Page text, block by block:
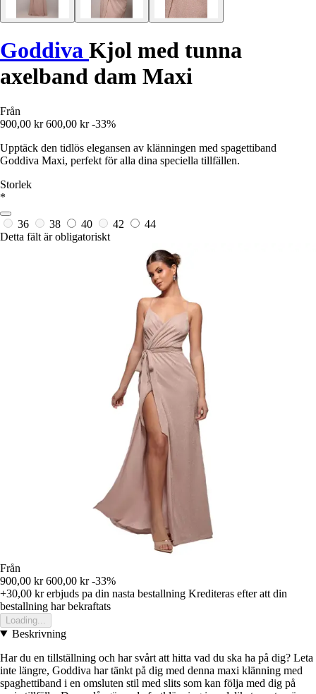
Goddiva Kjol med tunna
axelband dam Maxi
Från
900,00 kr 600,00 kr -33%
Upptäck den tidlös elegansen av klänningen med spagettiband
Goddiva Maxi, perfekt för alla dina speciella tillfällen.
Storlek
*
36 38 40 42
44
Detta fält är obligatoriskt
Från
900,00 kr 600,00 kr -33%
+30,00 krerbjuds pa din nasta bestallning Krediteras efter att din
bestallning har bekraftats
Loading...
Beskrivning
Har du en tillställning och har svårt att hitta vad du ska ha på dig? Leta
inte längre, Goddiva har tänkt på dig med denna maxi klänning med
spaghettiband i en omsluten stil med slits som kan följa med dig på